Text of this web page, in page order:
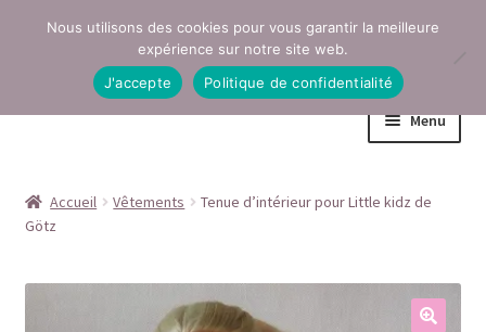
Aller
navigation
Aller
Menu
Conditions générales de vente
Contact
Accueil Vêtements
Tenue d’intérieur pour Little kidz de
Götz
Nous utilisons des cookies pour vous garantir la meilleure
expérience sur notre site web.
J'accepte
Politique de confidentialité